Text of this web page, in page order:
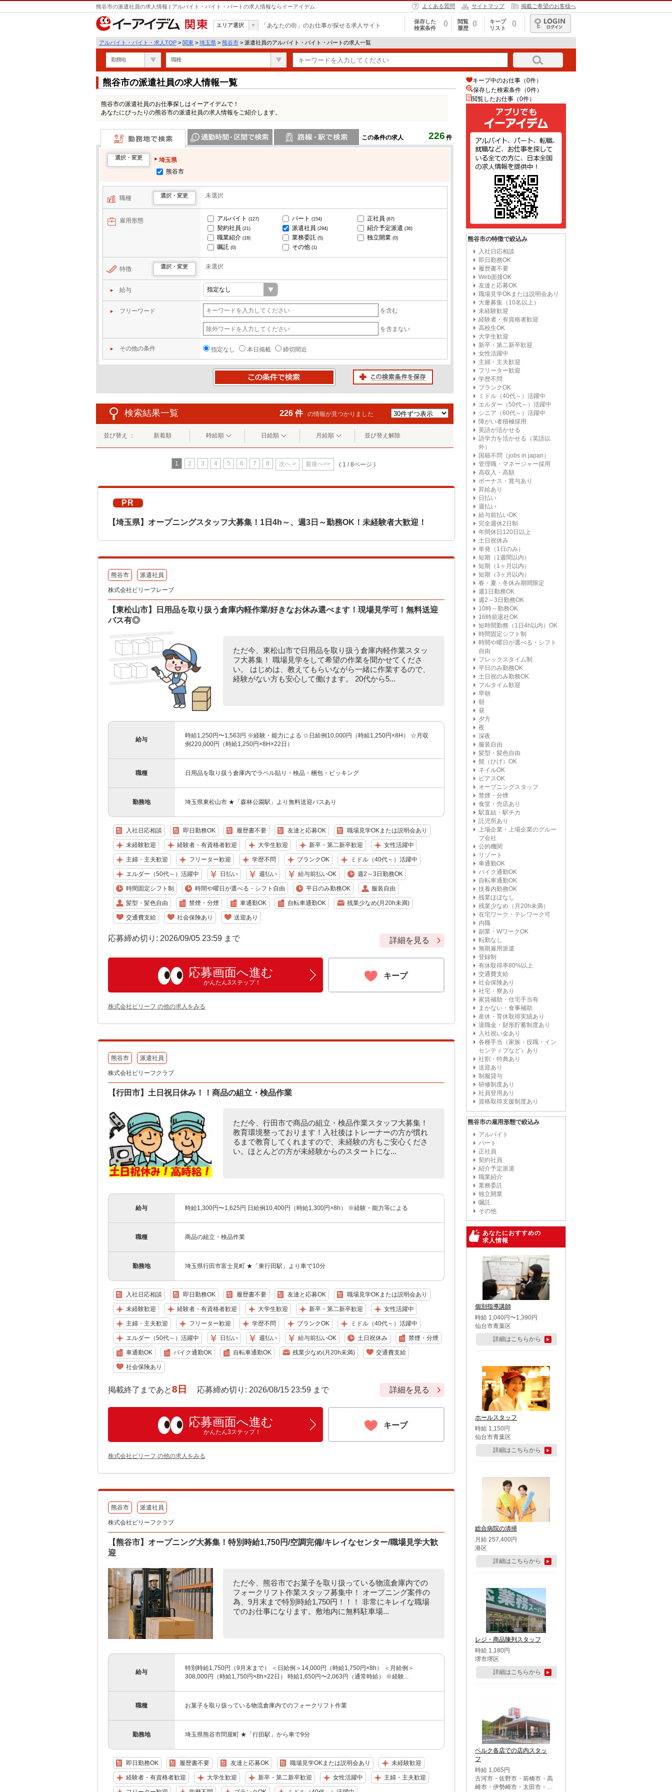
熊谷市の派遣社員の求人情報 | アルバイト・バイト・パートの求人情報ならイーアイデム よくある質問 サイトマップ 掲載ご希望のお客様へ
関東
エリア選択 「あなたの街」のお仕事が探せる求人サイト
保存した
検索条件
0
閲覧
履歴
0
キープ
リスト
0
ログイン
アルバイト・バイト・求人TOP > 関東 > 埼玉県 > 熊谷市 > 派遣社員のアルバイト・バイト・パートの求人一覧
勤務地 職種
熊谷市の派遣社員の求人情報一覧
熊谷市の派遣社員のお仕事探しはイーアイデムで！
あなたにぴったりの熊谷市の派遣社員の求人情報をご紹介します。
この条件の求人 226 件
勤務地で検索
選択・変更
埼玉県
熊谷市
職種 選択・変更 未選択
雇用形態 アルバイト (127) パート (154) 正社員 (67)
契約社員 (21) 派遣社員 (294) 紹介予定派遣 (36)
職業紹介 (18) 業務委託 (5) 独立開業 (0)
嘱託 (0) その他 (1)
特徴 選択・変更 未選択
給与
フリーワード を含む
を含まない
その他の条件 指定なし 本日掲載 締切間近
検索結果一覧 226 件 の情報が見つかりました
並び替え ： 新着順 時給順 日給順 月給順 並び替え解除
1 2 3 4 5 6 7 8 次へ > 最後へ>> ( 1 / 8ページ )
PR
【埼玉県】オープニングスタッフ大募集！1日4h～、週3日～勤務OK！未経験者大歓迎！
熊谷市 派遣社員
株式会社ビリーフレーブ
【東松山市】日用品を取り扱う倉庫内軽作業/好きなお休み選べます！現場見学可！無料送迎
バス有◎
ただ今、東松山市で日用品を取り扱う倉庫内軽作業スタッ
フ大募集！ 職場見学をして希望の作業を聞かせてくださ
い。 はじめは、教えてもらいながら一緒に作業するので、
経験がない方も安心して働けます。 20代から5...
給与
時給1,250円〜1,563円 ※経験・能力による ☆日給例10,000円（時給1,250円×8H） ☆月収
例220,000円（時給1,250円×8H×22日）
職種 日用品を取り扱う倉庫内でラベル貼り・検品・梱包・ピッキング
勤務地 埼玉県東松山市 ★「森林公園駅」より無料送迎バスあり
入社日応相談 即日勤務OK 履歴書不要 友達と応募OK 職場見学OKまたは説明会あり
未経験歓迎 経験者・有資格者歓迎 大学生歓迎 新卒・第二新卒歓迎 女性活躍中
主婦・主夫歓迎 フリーター歓迎 学歴不問 ブランクOK ミドル（40代～）活躍中
エルダー（50代～）活躍中 日払い 週払い 給与前払いOK 週2～3日勤務OK
時間固定シフト制 時間や曜日が選べる・シフト自由 平日のみ勤務OK 服装自由
髪型・髪色自由 禁煙・分煙 車通勤OK 自転車通勤OK 残業少なめ(月20h未満)
交通費支給 社会保険あり 送迎あり
応募締め切り: 2026/09/05 23:59 まで 詳細を見る
応募画面へ進む
かんたん3ステップ！
キープ
株式会社ビリーフ の他の求人をみる
熊谷市 派遣社員
株式会社ビリーフクラブ
【行田市】土日祝日休み！！商品の組立・検品作業
ただ今、行田市で商品の組立・検品作業スタッフ大募集！
教育環境整っております！入社後はトレーナーの方が慣れ
るまで教育してくれますので、未経験の方もご安心くださ
い。ほとんどの方が未経験からのスタートにな...
給与 時給1,300円〜1,625円 日給例10,400円（時給1,300円×8h） ※経験・能力等による
職種 商品の組立・検品作業
勤務地 埼玉県行田市富士見町 ★「東行田駅」より車で10分
入社日応相談 即日勤務OK 履歴書不要 友達と応募OK 職場見学OKまたは説明会あり
未経験歓迎 経験者・有資格者歓迎 大学生歓迎 新卒・第二新卒歓迎 女性活躍中
主婦・主夫歓迎 フリーター歓迎 学歴不問 ブランクOK ミドル（40代～）活躍中
エルダー（50代～）活躍中 日払い 週払い 給与前払いOK 土日祝休み 禁煙・分煙
車通勤OK バイク通勤OK 自転車通勤OK 残業少なめ(月20h未満) 交通費支給
社会保険あり
掲載終了まであと8日 応募締め切り: 2026/08/15 23:59 まで 詳細を見る
応募画面へ進む
かんたん3ステップ！
キープ
株式会社ビリーフ の他の求人をみる
熊谷市 派遣社員
株式会社ビリーフクラブ
【熊谷市】オープニング大募集！特別時給1,750円/空調完備/キレイなセンター/職場見学大歓
迎
ただ今、熊谷市でお菓子を取り扱っている物流倉庫内での
フォークリフト作業スタッフ募集中！ オープニング案件の
為、9月末まで特別時給1,750円！！！ 非常にキレイな職場
でのお仕事になります。敷地内に無料駐車場...
給与
特別時給1,750円（9月末まで） ＜日給例＞14,000円（時給1,750円×8h） ＜月給例＞
308,000円（時給1,750円×8h×22日） 時給1,650円〜2,063円（通常時給） ※経験...
職種 お菓子を取り扱っている物流倉庫内でのフォークリフト作業
勤務地 埼玉県熊谷市問屋町 ★「行田駅」から車で9分
即日勤務OK 履歴書不要 友達と応募OK 職場見学OKまたは説明会あり 未経験歓迎
経験者・有資格者歓迎 大学生歓迎 新卒・第二新卒歓迎 女性活躍中 主婦・主夫歓迎
キープ中のお仕事（0件）
保存した検索条件（0件）
閲覧したお仕事（0件）
熊谷市の特徴で絞込み
入社日応相談
即日勤務OK
履歴書不要
Web面接OK
友達と応募OK
職場見学OKまたは説明会あり
大量募集（10名以上）
未経験歓迎
経験者・有資格者歓迎
高校生OK
大学生歓迎
新卒・第二新卒歓迎
女性活躍中
主婦・主夫歓迎
フリーター歓迎
学歴不問
ブランクOK
ミドル（40代～）活躍中
エルダー（50代～）活躍中
シニア（60代～）活躍中
障がい者積極採用
英語が活かせる
語学力を活かせる（英語以
外）
国籍不問（jobs in japan）
管理職・マネージャー採用
高収入・高額
ボーナス・賞与あり
昇給あり
日払い
週払い
給与前払いOK
完全週休2日制
年間休日120日以上
土日祝休み
単発（1日のみ）
短期（1週間以内）
短期（1ヶ月以内）
短期（3ヶ月以内）
春・夏・冬休み期間限定
週1日勤務OK
週2～3日勤務OK
10時～勤務OK
16時前退社OK
短時間勤務（1日4h以内）OK
時間固定シフト制
時間や曜日が選べる・シフト
自由
フレックスタイム制
平日のみ勤務OK
土日祝のみ勤務OK
フルタイム歓迎
早朝
朝
昼
夕方
夜
深夜
服装自由
髪型・髪色自由
髭（ひげ）OK
ネイルOK
ピアスOK
オープニングスタッフ
禁煙・分煙
食堂・売店あり
駅直結・駅チカ
託児所あり
上場企業・上場企業のグルー
プ会社
公的機関
リゾート
車通勤OK
バイク通勤OK
自転車通勤OK
扶養内勤務OK
残業ほぼなし
残業少なめ（月20h未満）
在宅ワーク・テレワーク可
内職
副業・WワークOK
転勤なし
無期雇用派遣
登録制
有休取得率80%以上
交通費支給
社会保険あり
社宅・寮あり
家賃補助・住宅手当有
まかない・食事補助
産休・育休取得実績あり
退職金・財形貯蓄制度あり
入社祝い金あり
各種手当（家族・役職・イン
センティブなど）あり
社割・特典あり
送迎あり
制服貸与
研修制度あり
社員登用あり
資格取得支援制度あり
熊谷市の雇用形態で絞込み
アルバイト
パート
正社員
契約社員
紹介予定派遣
職業紹介
業務委託
独立開業
嘱託
その他
あなたにおすすめの
求人情報
個別指導講師
時給 1,040円〜1,390円
仙台市青葉区
詳細はこちらから
ホールスタッフ
時給 1,150円
仙台市青葉区
詳細はこちらから
総合病院の清掃
月給 257,400円
港区
詳細はこちらから
レジ・商品陳列スタッフ
時給 1,180円
堺市堺区
詳細はこちらから
ベルク各店での店内スタッ
フ
時給 1,065円
古河市・佐野市・前橋市・高
崎市・伊勢崎市・太田市・館